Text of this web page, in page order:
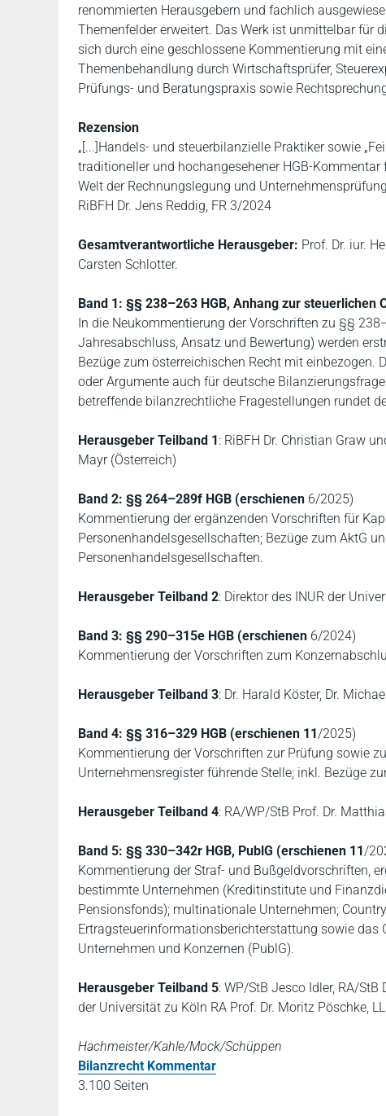
renommierten Herausgebern und fachlich
Themenfelder erweitert. Das Werk ist unmittelbar für
sich durch eine geschlossene Kommentierung mit
Themenbehandlung durch Wirtschaftsprüfer,
Prüfungs- und Beratungspraxis sowie
Rezension
„[...]Handels- und steuerbilanzielle Praktiker sowie
traditioneller und hochangesehener HGB-
Welt der Rechnungslegung und
RiBFH Dr. Jens Reddig, FR 3/2024
Gesamtverantwortliche Herausgeber: Prof. Dr. iur.
Carsten Schlotter.
Band 1: §§ 238–263 HGB, Anhang zur steuerlichen
In die Neukommentierung der Vorschriften zu §§
Jahresabschluss, Ansatz und Bewertung) werden
Bezüge zum österreichischen Recht mit einbezogen.
oder Argumente auch für deutsche
betreffende bilanzrechtliche Fragestellungen rundet
Herausgeber Teilband 1: RiBFH Dr. Christian Graw
Mayr (Österreich)
Band 2: §§ 264–289f HGB (erschienen 6/2025)
Kommentierung der ergänzenden Vorschriften für
Personenhandelsgesellschaften; Bezüge zum AktG
Personenhandelsgesellschaften.
Herausgeber Teilband 2: Direktor des INUR der
Band 3: §§ 290–315e HGB (erschienen 6/2024)
Kommentierung der Vorschriften zum
Herausgeber Teilband 3: Dr. Harald Köster, Dr.
Band 4: §§ 316–329 HGB (erschienen 11/2025)
Kommentierung der Vorschriften zur Prüfung sowie
Unternehmensregister führende Stelle; inkl. Bezüge
Herausgeber Teilband 4: RA/WP/StB Prof. Dr.
Band 5: §§ 330–342r HGB, PublG (erschienen 11/
Kommentierung der Straf- und Bußgeldvorschriften,
bestimmte Unternehmen (Kreditinstitute und
Pensionsfonds); multinationale Unternehmen;
Ertragsteuerinformationsberichterstattung sowie das
Unternehmen und Konzernen (PublG).
Herausgeber Teilband 5: WP/StB Jesco Idler, RA/StB
der Universität zu Köln RA Prof. Dr. Moritz Pöschke,
Hachmeister/Kahle/Mock/Schüppen
Bilanzrecht Kommentar
3.100 Seiten